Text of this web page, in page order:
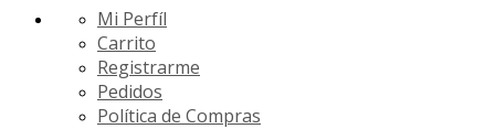
Mi Perfíl
Carrito
Registrarme
Pedidos
Política de Compras